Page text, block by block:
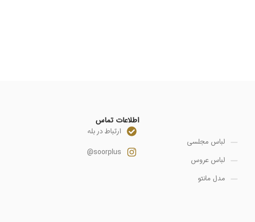
لباس مجلسی
لباس عروس
مدل مانتو
اطلاعات تماس
ارتباط در بله
soorplus@